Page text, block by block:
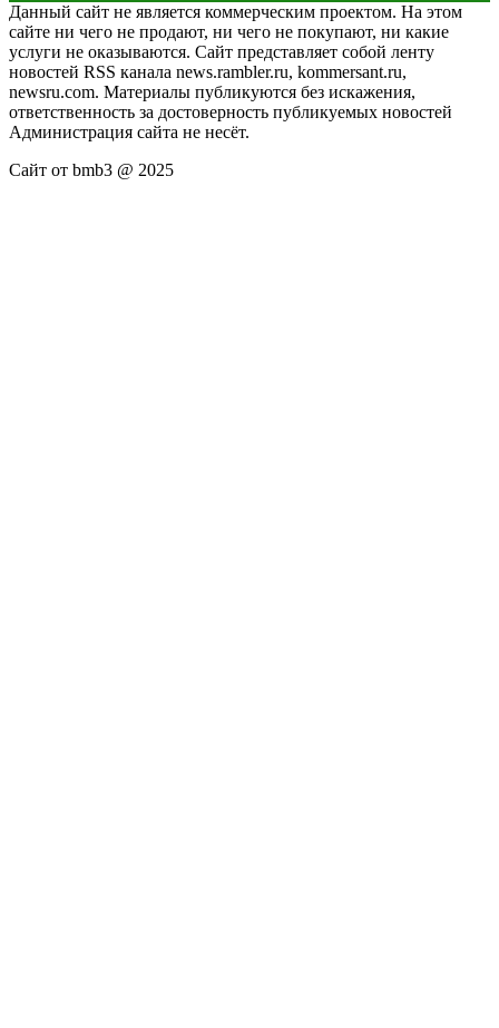
Данный сайт не является коммерческим проектом. На этом
сайте ни чего не продают, ни чего не покупают, ни какие
услуги не оказываются. Сайт представляет собой ленту
новостей RSS канала news.rambler.ru, kommersant.ru,
newsru.com. Материалы публикуются без искажения,
ответственность за достоверность публикуемых новостей
Администрация сайта не несёт.
Сайт от bmb3 @ 2025